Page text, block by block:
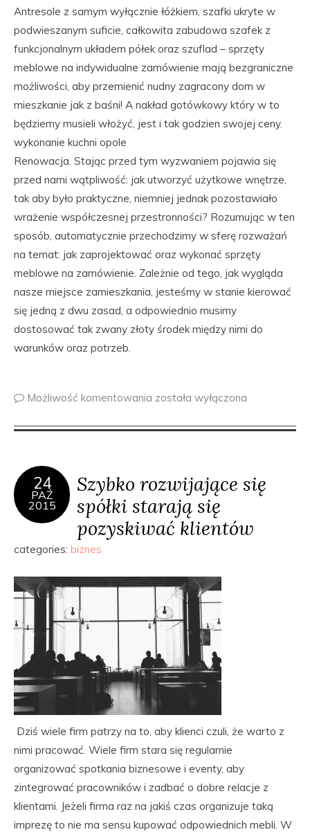
Antresole z samym wyłącznie łóżkiem, szafki ukryte w
podwieszanym suficie, całkowita zabudowa szafek z
funkcjonalnym układem półek oraz szuflad – sprzęty
meblowe na indywidualne zamówienie mają bezgraniczne
możliwości, aby przemienić nudny zagracony dom w
mieszkanie jak z baśni! A nakład gotówkowy który w to
będziemy musieli włożyć, jest i tak godzien swojej ceny.
wykonanie kuchni opole
Renowacja. Stając przed tym wyzwaniem pojawia się
przed nami wątpliwość: jak utworzyć użytkowe wnętrze,
tak aby było praktyczne, niemniej jednak pozostawiało
wrażenie współczesnej przestronności? Rozumując w ten
sposób, automatycznie przechodzimy w sferę rozważań
na temat: jak zaprojektować oraz wykonać sprzęty
meblowe na zamówienie. Zależnie od tego, jak wygląda
nasze miejsce zamieszkania, jesteśmy w stanie kierować
się jedną z dwu zasad, a odpowiednio musimy
dostosować tak zwany złoty środek między nimi do
warunków oraz potrzeb.
Możliwość komentowania została wyłączona
24
PAŹ
2015
Szybko rozwijające się
spółki starają się
pozyskiwać klientów
categories: biznes
Dziś wiele firm patrzy na to, aby klienci czuli, że warto z
nimi pracować. Wiele firm stara się regularnie
organizować spotkania biznesowe i eventy, aby
zintegrować pracowników i zadbać o dobre relacje z
klientami. Jeżeli firma raz na jakiś czas organizuje taką
imprezę to nie ma sensu kupować odpowiednich mebli. W